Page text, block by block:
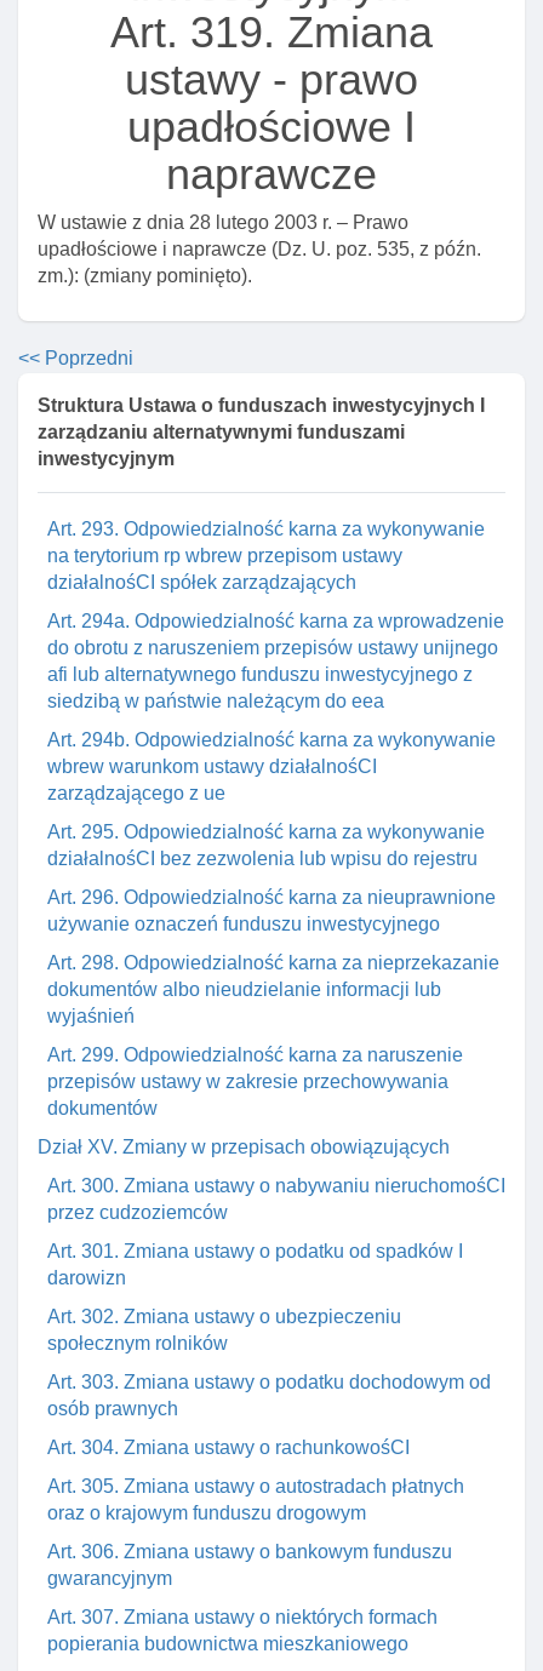
Art. 319. Zmiana
ustawy - prawo
upadłościowe I
naprawcze
W ustawie z dnia 28 lutego 2003 r. – Prawo
upadłościowe i naprawcze (Dz. U. poz. 535, z późn.
zm.): (zmiany pominięto).
<< Poprzedni
Struktura Ustawa o funduszach inwestycyjnych I
zarządzaniu alternatywnymi funduszami
inwestycyjnym
nieprawdziwych informacji w polityce dotyczącej
Art. 288e. Odpowiedzialność karna za podawanie
nieprawdziwych danych w informacjach
ujawnienie tajemnicy zawodowej lub wykorzystanie
niezgodnie z jej przeznaczeniem
Art. 290. Odpowiedzialność karna za zbywanie
tytułów uczestnictwa funduszy zagranicznych wbrew
tytułów uczestnictwa zagranicznych funduszy
inwestycyjnych otwartych wbrew przepisom ustawy
Art. 292. Odpowiedzialność karna za tworzenie na
terytorium rp wbrew przepisom ustawy oddziałów
spółek zarządzających
Art. 293. Odpowiedzialność karna za wykonywanie
na terytorium rp wbrew przepisom ustawy
działalnośCI spółek zarządzających
Art. 294a. Odpowiedzialność karna za wprowadzenie
do obrotu z naruszeniem przepisów ustawy unijnego
afi lub alternatywnego funduszu inwestycyjnego z
siedzibą w państwie należącym do eea
Art. 294b. Odpowiedzialność karna za wykonywanie
wbrew warunkom ustawy działalnośCI
zarządzającego z ue
Art. 295. Odpowiedzialność karna za wykonywanie
działalnośCI bez zezwolenia lub wpisu do rejestru
Art. 296. Odpowiedzialność karna za nieuprawnione
używanie oznaczeń funduszu inwestycyjnego
Art. 298. Odpowiedzialność karna za nieprzekazanie
dokumentów albo nieudzielanie informacji lub
wyjaśnień
Art. 299. Odpowiedzialność karna za naruszenie
przepisów ustawy w zakresie przechowywania
dokumentów
Dział XV. Zmiany w przepisach obowiązujących
Art. 300. Zmiana ustawy o nabywaniu nieruchomośCI
przez cudzoziemców
Art. 301. Zmiana ustawy o podatku od spadków I
darowizn
Art. 302. Zmiana ustawy o ubezpieczeniu
społecznym rolników
Art. 303. Zmiana ustawy o podatku dochodowym od
osób prawnych
Art. 304. Zmiana ustawy o rachunkowośCI
Art. 305. Zmiana ustawy o autostradach płatnych
oraz o krajowym funduszu drogowym
Art. 306. Zmiana ustawy o bankowym funduszu
gwarancyjnym
Art. 307. Zmiana ustawy o niektórych formach
popierania budownictwa mieszkaniowego